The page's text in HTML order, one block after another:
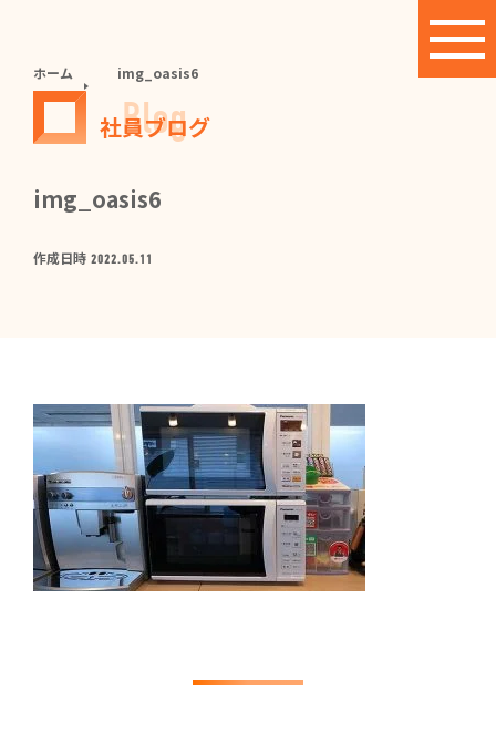
ホーム img_oasis6
Blog
社員ブログ
img_oasis6
作成日時 2022.05.11